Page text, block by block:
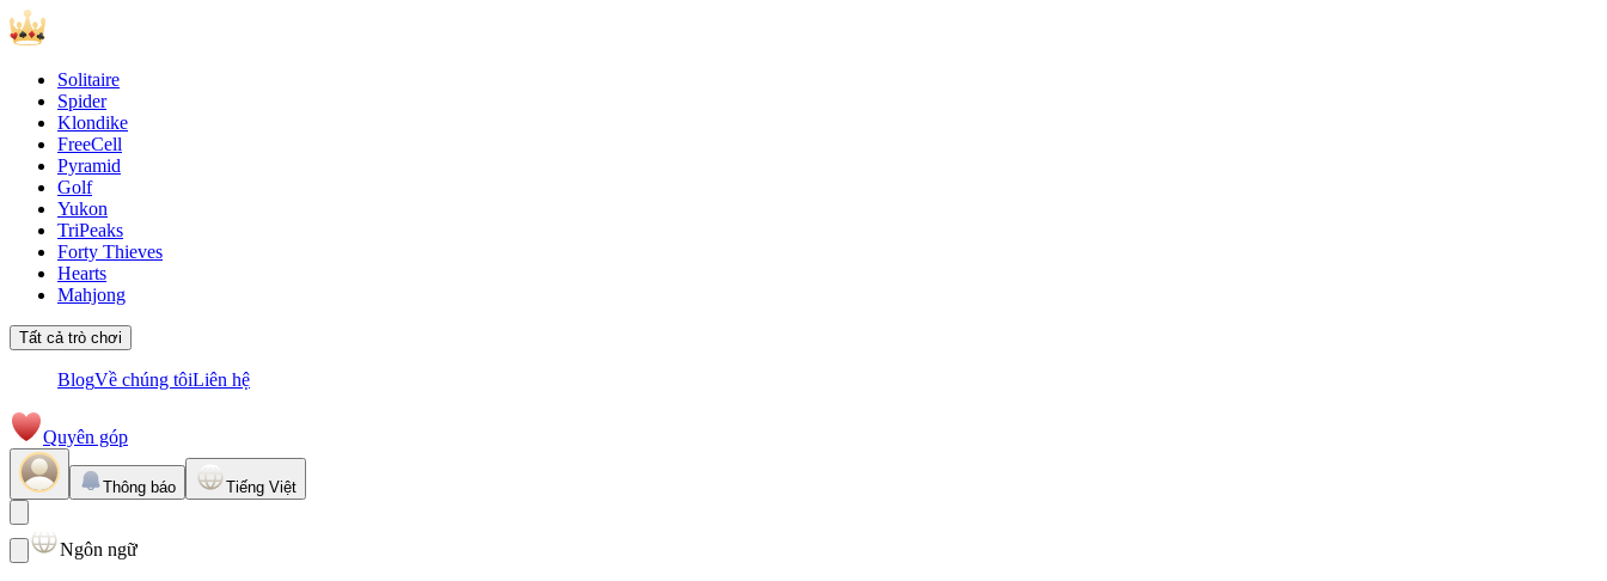
Solitaire
Spider
Klondike
FreeCell
Pyramid
Golf
Yukon
TriPeaks
Forty Thieves
Hearts
Mahjong
Tất cả trò chơi
BlogVề chúng tôiLiên hệ
Quyên góp
Thông báo Tiếng Việt
Ngôn ngữ